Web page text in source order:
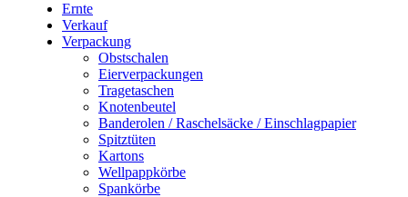
Ernte
Verkauf
Verpackung
Obstschalen
Eierverpackungen
Tragetaschen
Knotenbeutel
Banderolen / Raschelsäcke / Einschlagpapier
Spitztüten
Kartons
Wellpappkörbe
Spankörbe